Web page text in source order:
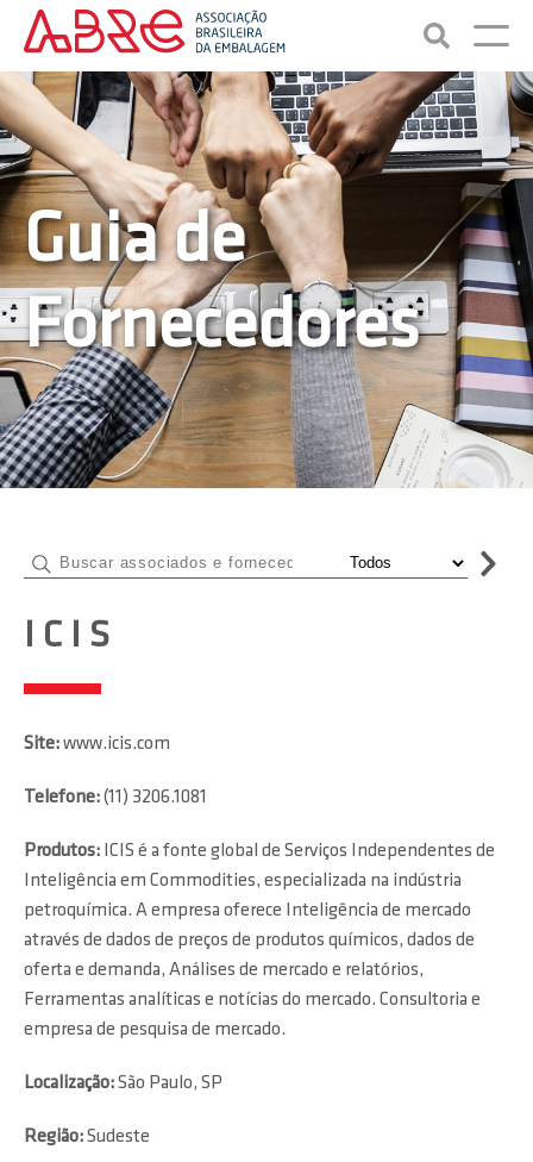
Guia de
Fornecedores
I C I S
Site:www.icis.com
Telefone:(11) 3206.1081
Produtos: ICIS é a fonte global de Serviços Independentes de
Inteligência em Commodities, especializada na indústria
petroquímica. A empresa oferece Inteligência de mercado
através de dados de preços de produtos químicos, dados de
oferta e demanda, Análises de mercado e relatórios,
Ferramentas analíticas e notícias do mercado. Consultoria e
empresa de pesquisa de mercado.
Localização:São Paulo, SP
Região:Sudeste